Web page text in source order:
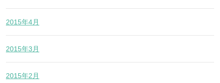
2015年4月
2015年3月
2015年2月